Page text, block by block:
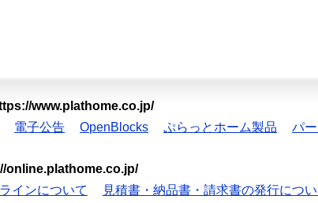
www.plathome.co.jp/
電子公告 OpenBlocks ぷらっとホーム製品 パ
online.plathome.co.jp/
インについて 見積書・納品書・請求書の発行につ